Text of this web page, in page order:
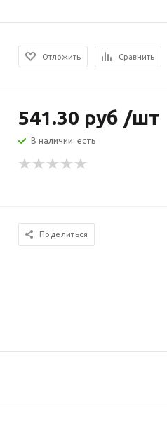
Отложить Сравнить
541.30 руб /шт
В наличии: есть
Поделиться